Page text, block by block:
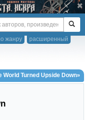
расширенный
жанру
Turned Upside Down»